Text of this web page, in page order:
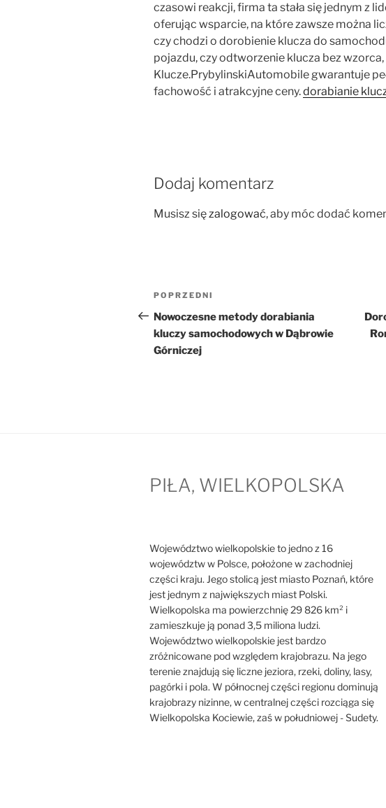
czasowi reakcji, firma ta stała się jednym z
oferując wsparcie, na które zawsze można
czy chodzi o dorobienie klucza do
pojazdu, czy odtworzenie klucza bez wzorca,
Klucze.PrybylinskiAutomobile gwarantuje
fachowość i atrakcyjne ceny.dorabianie
Dodaj komentarz
Musisz sięzalogować, aby móc dodać
Nawigacja
wpisu
Poprzedni
wpis
POPRZEDNI
Nowoczesne metody dorabiania
kluczy samochodowych w Dąbrowie
Górniczej
PIŁA, WIELKOPOLSKA
Województwo wielkopolskie to jedno z 16
województw w Polsce, położone w zachodniej
części kraju. Jego stolicą jest miasto Poznań, które
jest jednym z największych miast Polski.
Wielkopolska ma powierzchnię 29 826 km² i
zamieszkuje ją ponad 3,5 miliona ludzi.
Województwo wielkopolskie jest bardzo
zróżnicowane pod względem krajobrazu. Na jego
terenie znajdują się liczne jeziora, rzeki, doliny, lasy,
pagórki i pola. W północnej części regionu dominują
krajobrazy nizinne, w centralnej części rozciąga się
Wielkopolska Kociewie, zaś w południowej - Sudety.